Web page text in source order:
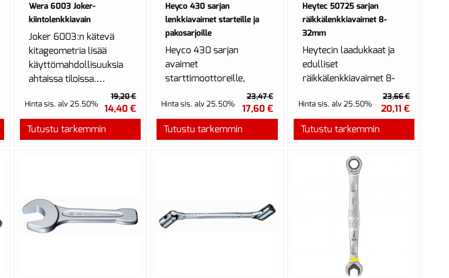
Wera 6003 Joker-
kiintolenkkiavain
Joker 6003:n kätevä
kitageometria lisää
käyttömahdollisuuksia
ahtaissa tiloissa.
asteen kulman ja ka...
Hinta sis. alv 25.50%
19,20 €
14,40 €
Tutustu tarkemmin
Heyco 430 sarjan
lenkkiavaimet starteille ja
pakosarjoille
Heyco 430 sarjan
avaimet
starttimoottoreille,
pakosarjoille ja muille
vaikeasti tavoitettaville
kohteille.
Hinta sis. alv 25.50%
23,47 €
17,60 €
Tutustu tarkemmin
Heytec 50725 sarjan
räikkälenkkiavaimet 8-
32mm
Heytecin laadukkaat ja
edulliset
räikkälenkkiavaimet 8-
Hinta sis. alv 25.50%
23,66 €
20,11 €
Tutustu tarkemmin